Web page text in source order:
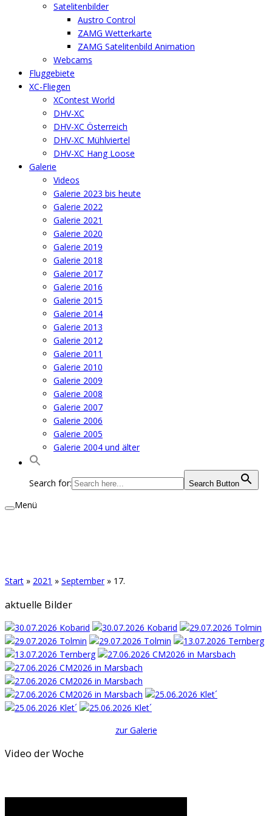
Satelitenbilder
Austro Control
ZAMG Wetterkarte
ZAMG Satelitenbild Animation
Webcams
Fluggebiete
XC-Fliegen
XContest World
DHV-XC
DHV-XC Österreich
DHV-XC Mühlviertel
DHV-XC Hang Loose
Galerie
Videos
Galerie 2023 bis heute
Galerie 2022
Galerie 2021
Galerie 2020
Galerie 2019
Galerie 2018
Galerie 2017
Galerie 2016
Galerie 2015
Galerie 2014
Galerie 2013
Galerie 2012
Galerie 2011
Galerie 2010
Galerie 2009
Galerie 2008
Galerie 2007
Galerie 2006
Galerie 2005
Galerie 2004 und älter
Search for: Search Button
Menü
Start » 2021 » September » 17.
aktuelle Bilder
zur Galerie
Video der Woche